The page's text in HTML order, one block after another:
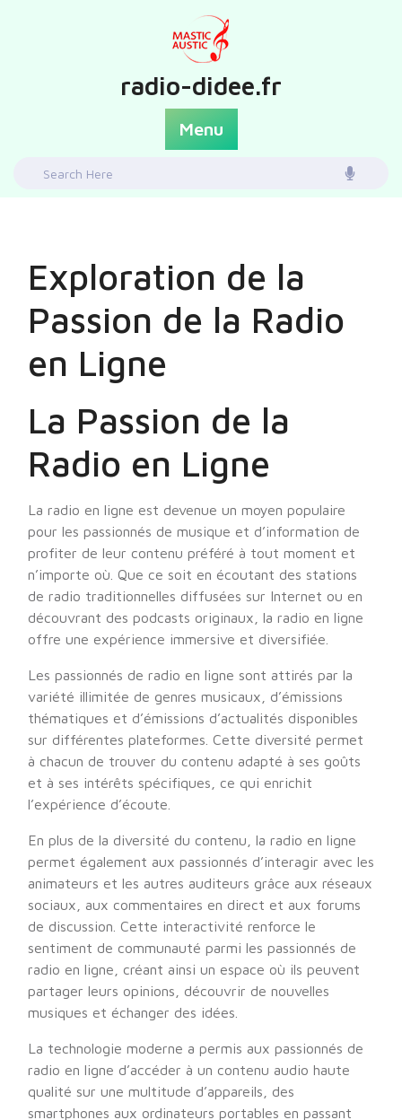
radio-didee.fr
Menu
Search
Exploration de la
Passion de la Radio
en Ligne
La Passion de la
Radio en Ligne
La radio en ligne est devenue un moyen populaire
pour les passionnés de musique et d’information de
profiter de leur contenu préféré à tout moment et
n’importe où. Que ce soit en écoutant des stations
de radio traditionnelles diffusées sur Internet ou en
découvrant des podcasts originaux, la radio en ligne
offre une expérience immersive et diversifiée.
Les passionnés de radio en ligne sont attirés par la
variété illimitée de genres musicaux, d’émissions
thématiques et d’émissions d’actualités disponibles
sur différentes plateformes. Cette diversité permet
à chacun de trouver du contenu adapté à ses goûts
et à ses intérêts spécifiques, ce qui enrichit
l’expérience d’écoute.
En plus de la diversité du contenu, la radio en ligne
permet également aux passionnés d’interagir avec les
animateurs et les autres auditeurs grâce aux réseaux
sociaux, aux commentaires en direct et aux forums
de discussion. Cette interactivité renforce le
sentiment de communauté parmi les passionnés de
radio en ligne, créant ainsi un espace où ils peuvent
partager leurs opinions, découvrir de nouvelles
musiques et échanger des idées.
La technologie moderne a permis aux passionnés de
radio en ligne d’accéder à un contenu audio haute
qualité sur une multitude d’appareils, des
smartphones aux ordinateurs portables en passant